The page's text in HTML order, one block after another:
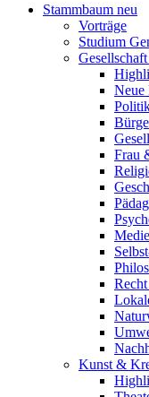
Stammbaum neu
Vorträge
Studium
Neue
Frau
Kunst &